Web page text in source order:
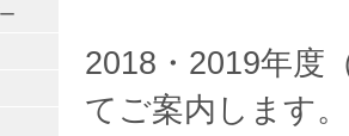
2018・2019年度
てご案内します。